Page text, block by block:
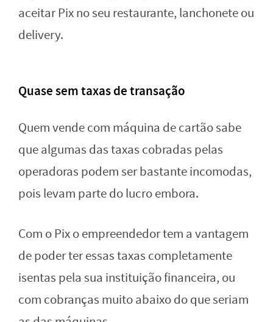
aceitar Pix no seu restaurante, lanchonete ou
delivery.
Quase sem taxas de transação
Quem vende com máquina de cartão sabe
que algumas das taxas cobradas pelas
operadoras podem ser bastante incomodas,
pois levam parte do lucro embora.
Com o Pix o empreendedor tem a vantagem
de poder ter essas taxas completamente
isentas pela sua instituição financeira, ou
com cobranças muito abaixo do que seriam